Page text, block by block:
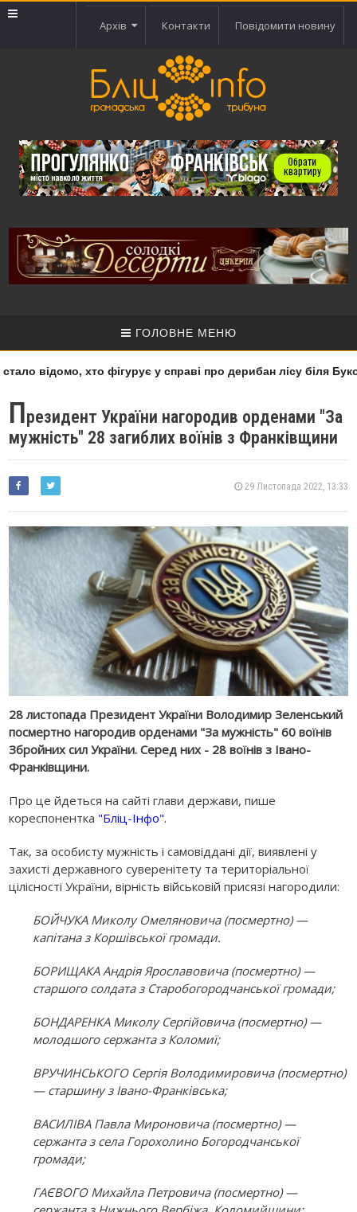
Архів Контакти Повідомити новину
ГОЛОВНЕ МЕНЮ
відомо, хто фігурує у справі про дерибан лісу біля
Президент України нагородив орденами "За
мужність" 28 загиблих воїнів з Франківщини
29 Листопада 2022, 13:33
28 листопада Президент України Володимир Зеленський
посмертно нагородив орденами "За мужність" 60 воїнів
Збройних сил України. Серед них - 28 воїнів з Івано-
Франківщини.
Про це йдеться на сайті глави держави, пише
кореспонентка "Бліц-Інфо".
Так, за особисту мужність і самовіддані дії, виявлені у
захисті державного суверенітету та територіальної
цілісності України, вірність військовій присязі нагородили:
БОЙЧУКА Миколу Омеляновича (посмертно) —
капітана з Коршівської громади.
БОРИЩАКА Андрія Ярославовича (посмертно) —
старшого солдата з Старобогородчанської громади;
БОНДАРЕНКА Миколу Сергійовича (посмертно) —
молодшого сержанта з Коломиї;
ВРУЧИНСЬКОГО Сергія Володимировича (посмертно)
— старшину з Івано-Франківська;
ВАСИЛІВА Павла Мироновича (посмертно) —
сержанта з села Горохолино Богородчанської
громади;
ГАЄВОГО Михайла Петровича (посмертно) —